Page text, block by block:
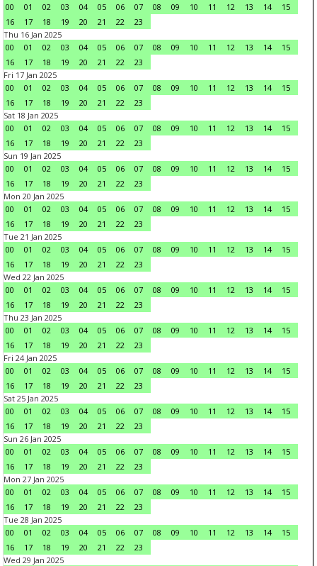
00
01 02 03 04 05 06 07 08 09 10 11 12 13 14
15
16
17 18 19 20 21 22
23
Thu 16 Jan 2025
00
01 02 03 04 05 06 07 08 09 10 11 12 13 14
15
16
17 18 19 20 21 22
23
Fri 17 Jan 2025
00
01 02 03 04 05 06 07 08 09 10 11 12 13 14
15
16
17 18 19 20 21 22
23
Sat 18 Jan 2025
00
01 02 03 04 05 06 07 08 09 10 11 12 13 14
15
16
17 18 19 20 21 22
23
Sun 19 Jan 2025
00
01 02 03 04 05 06 07 08 09 10 11 12 13 14
15
16
17 18 19 20 21 22
23
Mon 20 Jan 2025
00
01 02 03 04 05 06 07 08 09 10 11 12 13 14
15
16
17 18 19 20 21 22
23
Tue 21 Jan 2025
00
01 02 03 04 05 06 07 08 09 10 11 12 13 14
15
16
17 18 19 20 21 22
23
Wed 22 Jan 2025
00
01 02 03 04 05 06 07 08 09 10 11 12 13 14
15
16
17 18 19 20 21 22
23
Thu 23 Jan 2025
00
01 02 03 04 05 06 07 08 09 10 11 12 13 14
15
16
17 18 19 20 21 22
23
Fri 24 Jan 2025
00
01 02 03 04 05 06 07 08 09 10 11 12 13 14
15
16
17 18 19 20 21 22
23
Sat 25 Jan 2025
00
01 02 03 04 05 06 07 08 09 10 11 12 13 14
15
16
17 18 19 20 21 22
23
Sun 26 Jan 2025
00
01 02 03 04 05 06 07 08 09 10 11 12 13 14
15
16
17 18 19 20 21 22
23
Mon 27 Jan 2025
00
01 02 03 04 05 06 07 08 09 10 11 12 13 14
15
16
17 18 19 20 21 22
23
Tue 28 Jan 2025
00
01 02 03 04 05 06 07 08 09 10 11 12 13 14
15
16
17 18 19 20 21 22
23
Wed 29 Jan 2025